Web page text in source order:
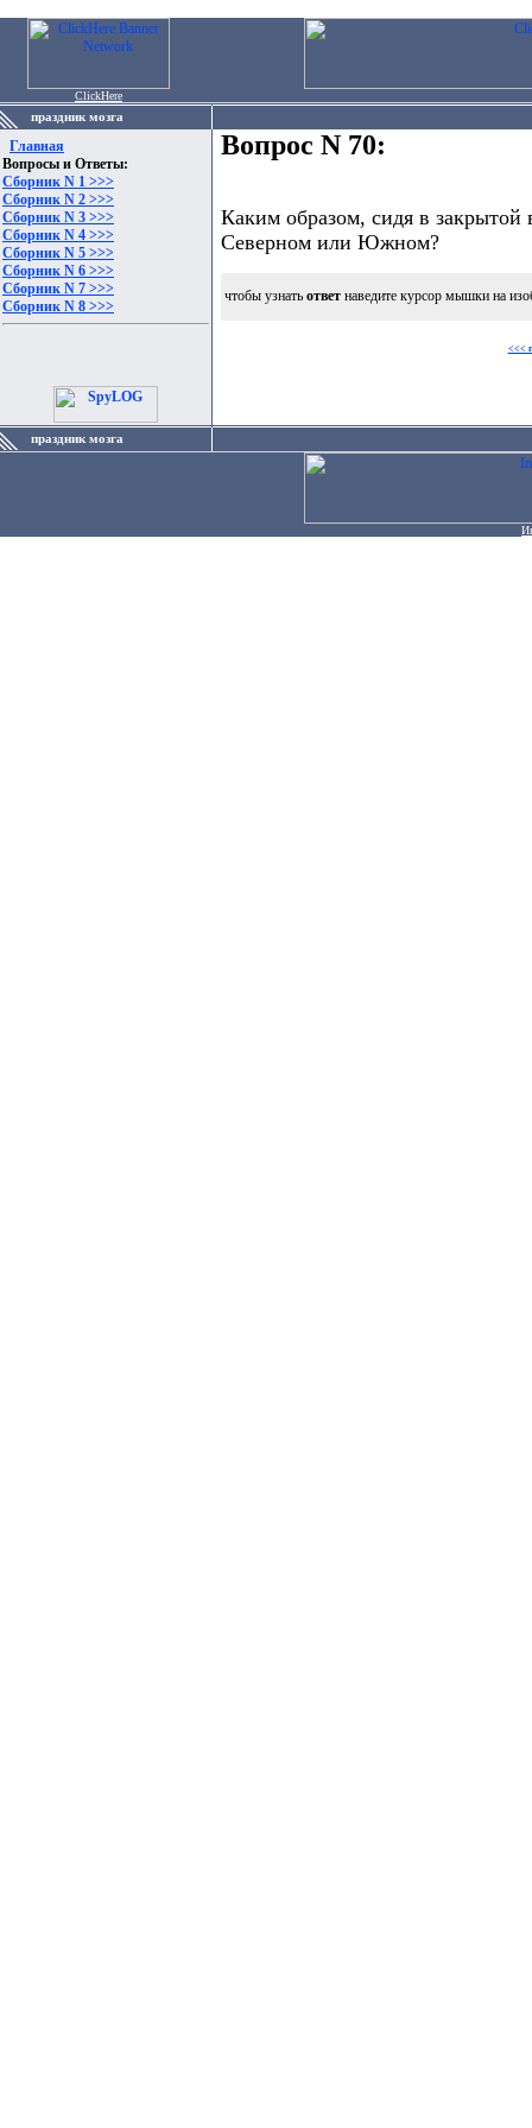
ClickHere
праздник мозга
Главная
Вопросы и Ответы:
Сборник N 1 >>>
Сборник N 2 >>>
Сборник N 3 >>>
Сборник N 4 >>>
Сборник N 5 >>>
Сборник N 6 >>>
Сборник N 7 >>>
Сборник N 8 >>>
Вопрос N 70:
Каким образом, сидя в
Северном или Южном?
чтобы узнать ответ наведите курсор мышки на
<<<
праздник мозга